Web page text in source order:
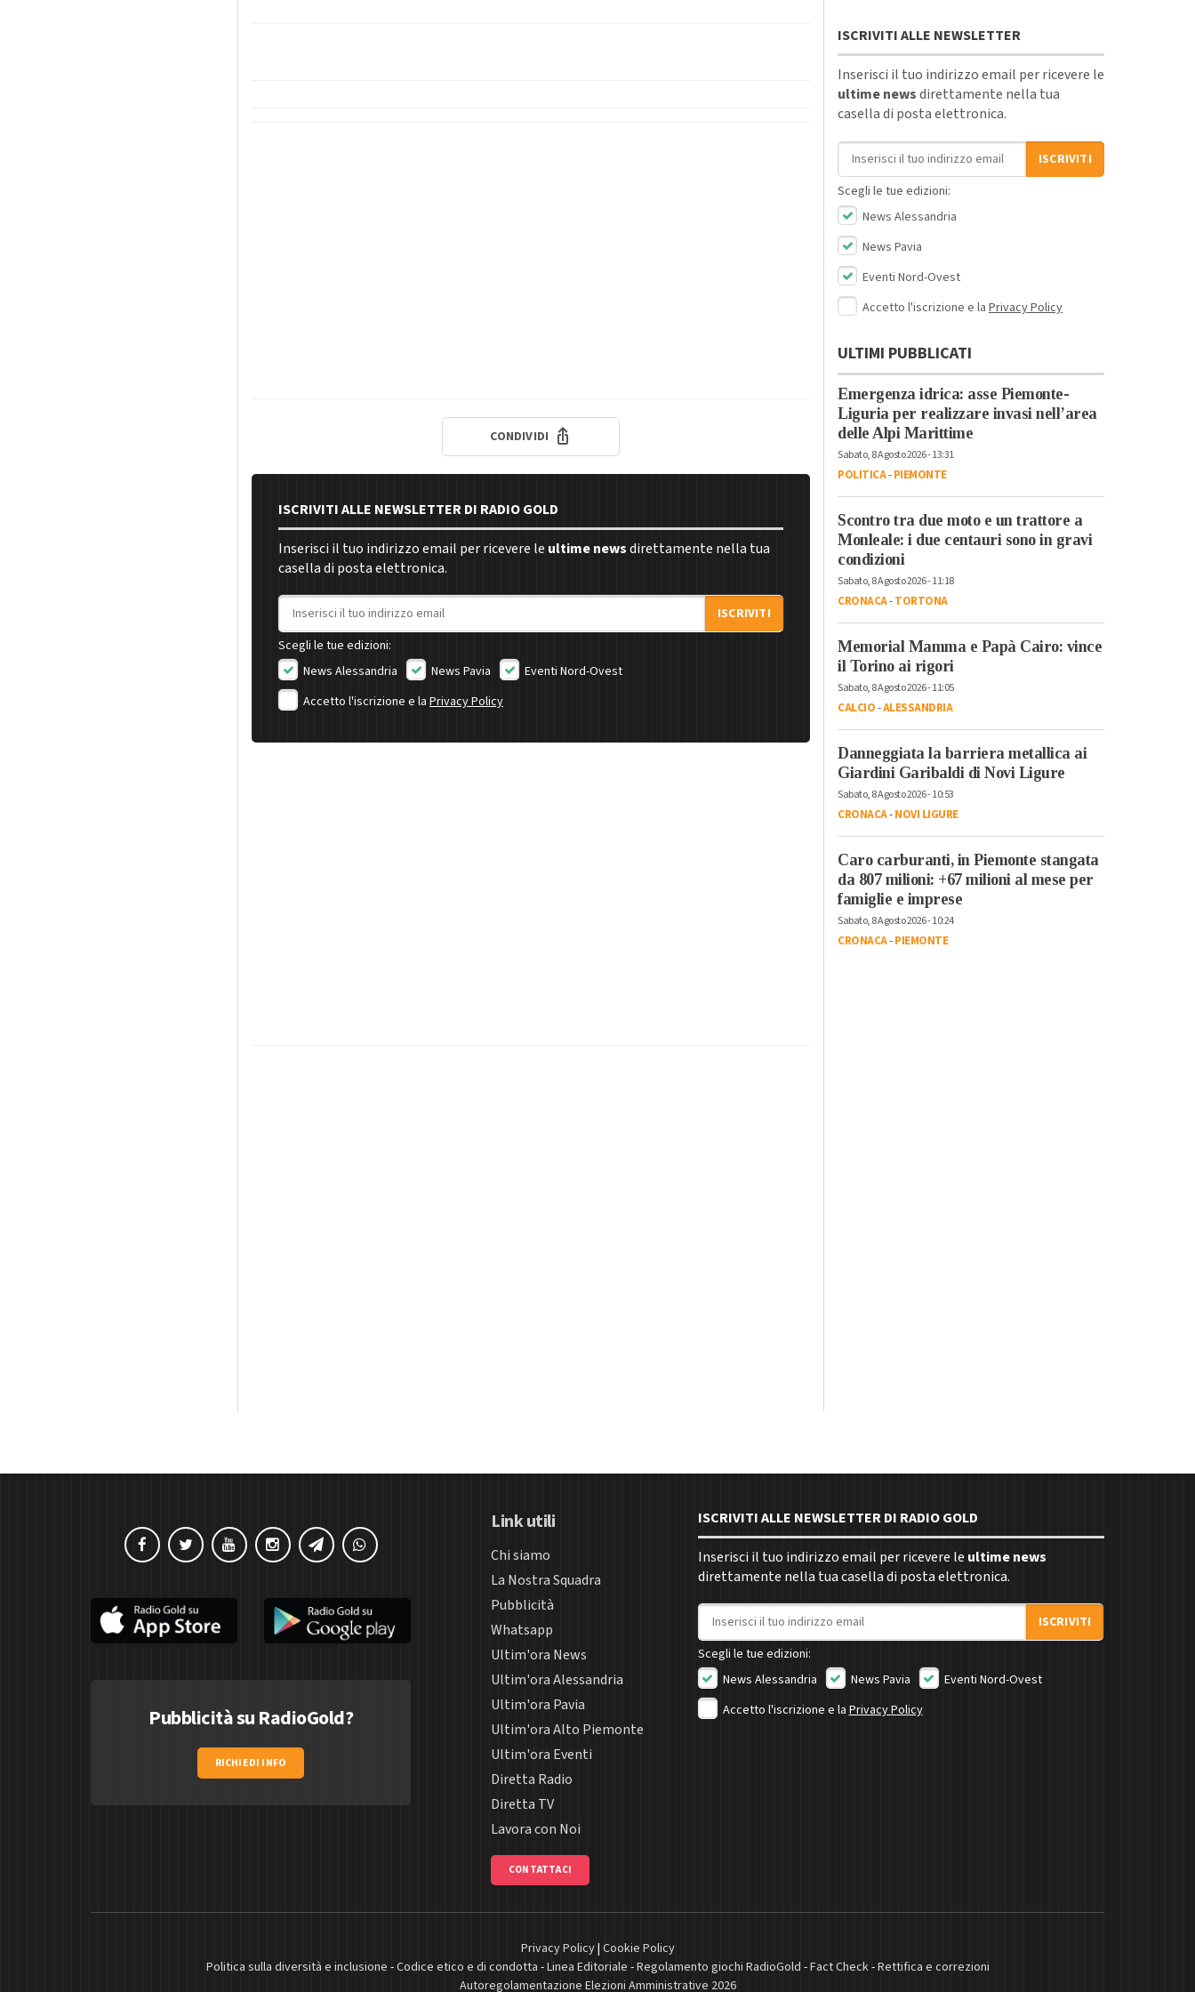
CONDIVIDI
ISCRIVITI ALLE NEWSLETTER DI RADIO GOLD
Inserisci il tuo indirizzo email per ricevere le ultime newsdirettamente nella tua
casella di posta elettronica.
Indirizzo email
ISCRIVITI
Scegli le tue edizioni:
News Alessandria
News Pavia
Eventi Nord-Ovest
Accetto l'iscrizione e la Privacy Policy
ISCRIVITI ALLE NEWSLETTER
Inserisci il tuo indirizzo email per ricevere le
ultime newsdirettamente nella tua
casella di posta elettronica.
Indirizzo email
ISCRIVITI
Scegli le tue edizioni:
News Alessandria
News Pavia
Eventi Nord-Ovest
Accetto l'iscrizione e la Privacy Policy
ULTIMI PUBBLICATI
Emergenza idrica: asse Piemonte-
Liguria per realizzare invasi nell’area
delle Alpi Marittime
Sabato, 8 Agosto 2026 - 13:31
POLITICA-PIEMONTE
Scontro tra due moto e un trattore a
Monleale: i due centauri sono in gravi
condizioni
Sabato, 8 Agosto 2026 - 11:18
CRONACA-TORTONA
Memorial Mamma e Papà Cairo: vince
il Torino ai rigori
Sabato, 8 Agosto 2026 - 11:05
CALCIO-ALESSANDRIA
Danneggiata la barriera metallica ai
Giardini Garibaldi di Novi Ligure
Sabato, 8 Agosto 2026 - 10:53
CRONACA-NOVI LIGURE
Caro carburanti, in Piemonte stangata
da 807 milioni: +67 milioni al mese per
famiglie e imprese
Sabato, 8 Agosto 2026 - 10:24
CRONACA-PIEMONTE
Pubblicità su RadioGold?
RICHIEDI INFO
Link utili
Chi siamo
La Nostra Squadra
Pubblicità
Whatsapp
Ultim'ora News
Ultim'ora Alessandria
Ultim'ora Pavia
Ultim'ora Alto Piemonte
Ultim'ora Eventi
Diretta Radio
Diretta TV
Lavora con Noi
CONTATTACI
ISCRIVITI ALLE NEWSLETTER DI RADIO GOLD
Inserisci il tuo indirizzo email per ricevere le ultime news
direttamente nella tua casella di posta elettronica.
Indirizzo email
ISCRIVITI
Scegli le tue edizioni:
News Alessandria
News Pavia
Eventi Nord-Ovest
Accetto l'iscrizione e la Privacy Policy
Privacy Policy| Cookie Policy
Politica sulla diversità e inclusione -Codice etico e di condotta -Linea Editoriale -Regolamento giochi RadioGold -Fact Check-Rettifica e correzioni
Autoregolamentazione Elezioni Amministrative 2026